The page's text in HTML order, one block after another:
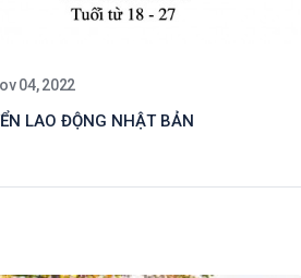
04, 2022
LAO ĐỘNG NHẬT BẢN